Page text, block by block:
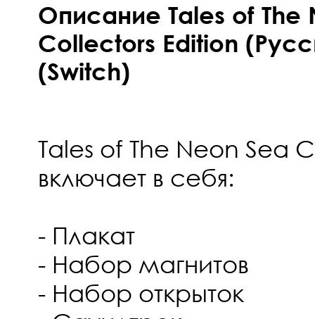
Описание Tales of The
Collectors Edition
(Switch)
Tales of The Neon Sea
включает в себя:
- Плакат
- Набор магнитов
- Набор открыток